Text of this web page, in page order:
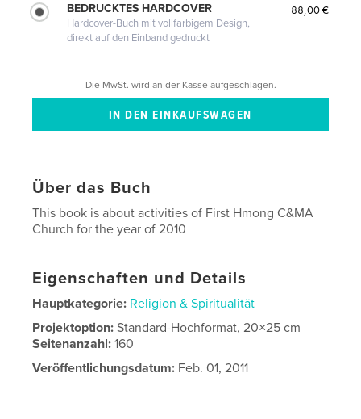
BEDRUCKTES HARDCOVER
Hardcover-Buch mit vollfarbigem Design,
direkt auf den Einband gedruckt
88,00 €
Die MwSt. wird an der Kasse aufgeschlagen.
Über das Buch
This book is about activities of First Hmong C&MA
Church for the year of 2010
Eigenschaften und Details
Hauptkategorie: Religion & Spiritualität
Projektoption:Standard-Hochformat, 20×25 cm
Seitenanzahl:160
Veröffentlichungsdatum: Feb. 01, 2011